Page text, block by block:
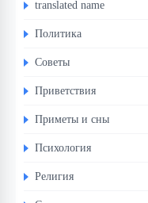
translated name
Политика
Советы
Приветствия
Приметы и сны
Психология
Религия